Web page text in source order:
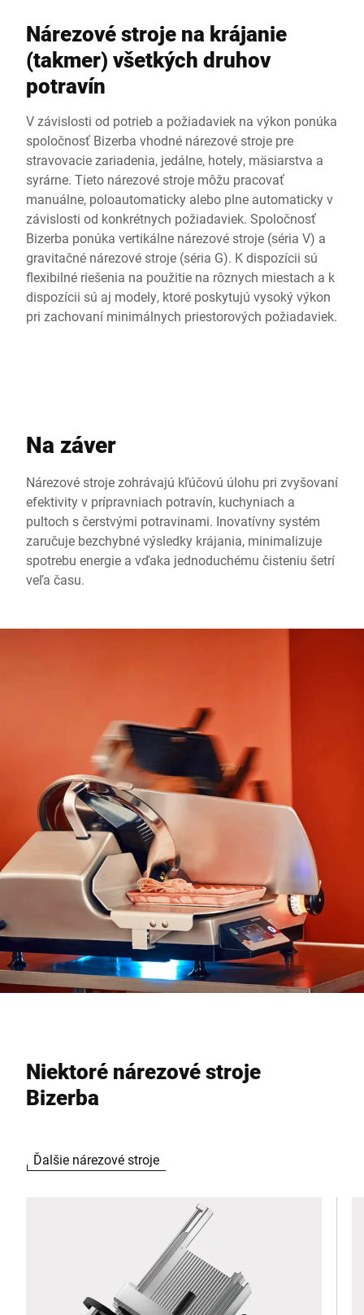
Nárezové stroje na krájanie
(takmer) všetkých druhov
potravín
V závislosti od potrieb a požiadaviek na výkon ponúka
spoločnosť Bizerba vhodné nárezové stroje pre
stravovacie zariadenia, jedálne, hotely, mäsiarstva a
syrárne. Tieto nárezové stroje môžu pracovať
manuálne, poloautomaticky alebo plne automaticky v
závislosti od konkrétnych požiadaviek. Spoločnosť
Bizerba ponúka vertikálne nárezové stroje (séria V) a
gravitačné nárezové stroje (séria G). K dispozícii sú
flexibilné riešenia na použitie na rôznych miestach a k
dispozícii sú aj modely, ktoré poskytujú vysoký výkon
pri zachovaní minimálnych priestorových požiadaviek.
Na záver
Nárezové stroje zohrávajú kľúčovú úlohu pri zvyšovaní
efektivity v prípravniach potravín, kuchyniach a
pultoch s čerstvými potravinami. Inovatívny systém
zaručuje bezchybné výsledky krájania, minimalizuje
spotrebu energie a vďaka jednoduchému čisteniu šetrí
veľa času.
Niektoré nárezové stroje
Bizerba
Ďalšie nárezové stroje